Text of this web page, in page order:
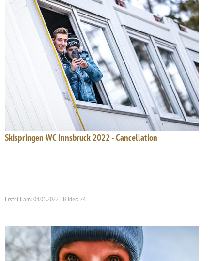
Skispringen WC Innsbruck 2022 - Cancellation
Erstellt am: 04.01.2022 | Bilder: 74